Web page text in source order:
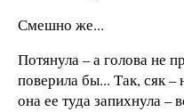
Смешно же...
Потянула – а голова не
поверила бы... Так, сяк –
она ее туда запихнула –